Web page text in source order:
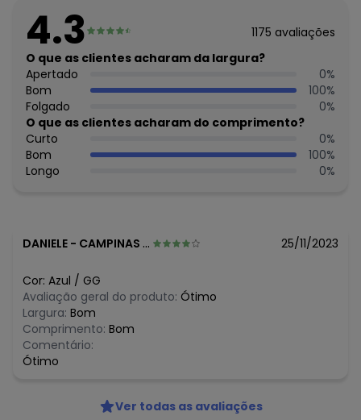
Tecido: Malha de viscose com elastano 190g 96% viscose,
4% elastano meia malha
4.3 1175 avaliações
O que as clientes acharam da largura?
Apertado
0%
Bom
100%
Folgado
0%
O que as clientes acharam do comprimento?
Curto
0%
Bom
100%
Longo
0%
DANIELE - CAMPINAS - SP 25/11/2023
Cor: Azul / GG
Avaliação geral do produto: Ótimo
Largura: Bom
Comprimento: Bom
Comentário:
Ótimo
Ver todas as avaliações